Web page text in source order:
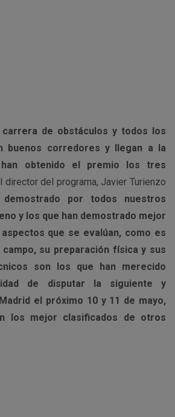
carrera de obstáculos y todos los
buenos corredores y llegan a la
obtenido el premio los tres
director del programa, Javier Turienzo
por todos nuestros
y los que han demostrado mejor
que se evalúan, como es
su preparación física y sus
son los que han merecido
de disputar la siguiente y
el próximo 10 y 11 de mayo,
los mejor clasificados de otros